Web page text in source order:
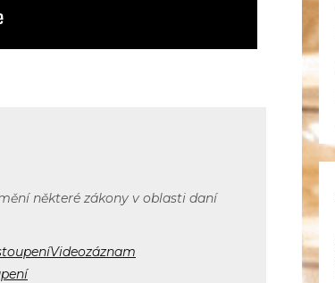
některé zákony v oblasti daní
Videozáznam